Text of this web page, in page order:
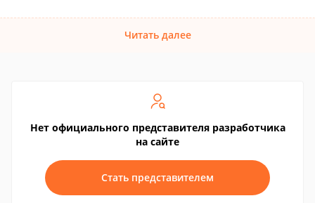
Читать далее
Нет официального представителя разработчика
на сайте
Стать представителем